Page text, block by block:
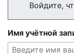
Войдите,
Имя учётной